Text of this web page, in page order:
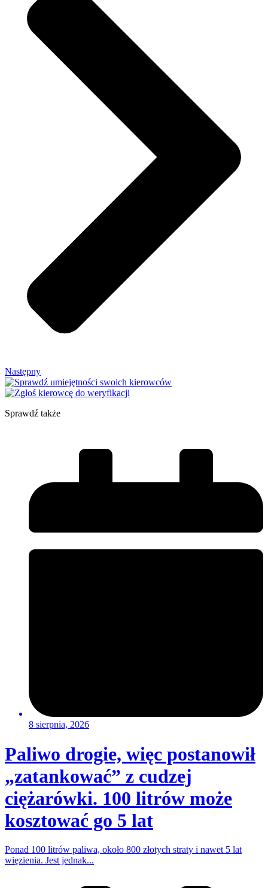
Następny
Sprawdź także
8 sierpnia, 2026
Paliwo drogie, więc postanowił
„zatankować” z cudzej
ciężarówki. 100 litrów może
kosztować go 5 lat
Ponad 100 litrów paliwa, około 800 złotych straty i nawet 5 lat
więzienia. Jest jednak...